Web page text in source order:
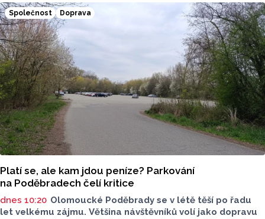
samostatných stavebních projektů.
Společnost Doprava
Platí se, ale kam jdou peníze? Parkování
na Poděbradech čelí kritice
dnes 10:20 Olomoucké Poděbrady se v létě těší po řadu
let velkému zájmu. Většina návštěvníků volí jako dopravu